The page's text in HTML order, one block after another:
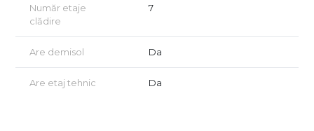
Număr etaje
clădire
7
Are demisol Da
Are etaj tehnic Da